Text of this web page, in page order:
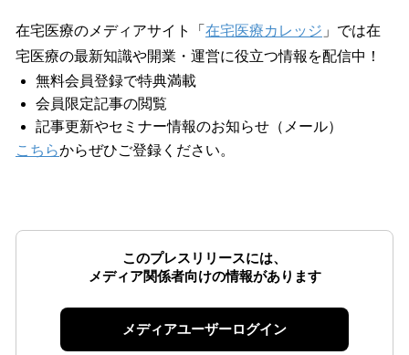
在宅医療のメディアサイト「 在宅医療カレッジ 」では在
宅医療の最新知識や開業・運営に役立つ情報を配信中！
無料会員登録で特典満載
会員限定記事の閲覧
記事更新やセミナー情報のお知らせ（メール）
こちらからぜひご登録ください。
このプレスリリースには、
メディア関係者向けの情報があります
メディアユーザーログイン